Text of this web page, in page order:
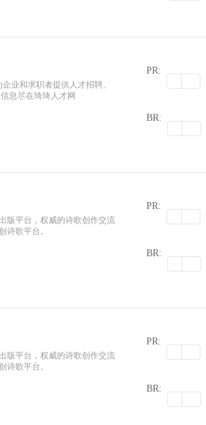
业和求职者提供人才招聘、
息尽在琦琦人才网
PR:
BR:
版平台，权威的诗歌创作交流
诗歌平台。
PR:
BR:
版平台，权威的诗歌创作交流
诗歌平台。
PR:
BR: